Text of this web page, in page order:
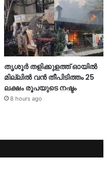
തൃശൂര്‍ തളിക്കുളത്ത് ഓയില്‍
മില്ലില്‍ വൻ തീപിടിത്തം 25
ലക്ഷം രൂപയുടെ നഷ്ടം
8 hours ago